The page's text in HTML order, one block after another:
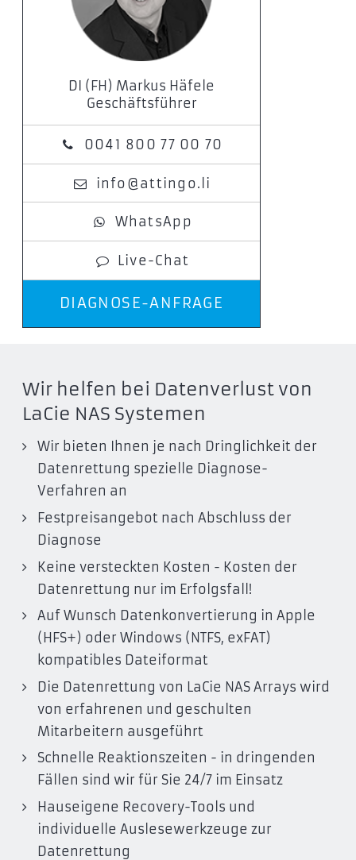
DI (FH) Markus Häfele
Geschäftsführer
0041 800 77 00 70
info@attingo.li
WhatsApp
Live-Chat
DIAGNOSE-ANFRAGE
Wir helfen bei Datenverlust von
LaCie NAS Systemen
Wir bieten Ihnen je nach Dringlichkeit der
Datenrettung spezielle Diagnose-
Verfahren an
Festpreisangebot nach Abschluss der
Diagnose
Keine versteckten Kosten - Kosten der
Datenrettung nur im Erfolgsfall!
Auf Wunsch Datenkonvertierung in Apple
(HFS+) oder Windows (NTFS, exFAT)
kompatibles Dateiformat
Die Datenrettung von LaCie NAS Arrays wird
von erfahrenen und geschulten
Mitarbeitern ausgeführt
Schnelle Reaktionszeiten - in dringenden
Fällen sind wir für Sie 24/7 im Einsatz
Hauseigene Recovery-Tools und
individuelle Auslesewerkzeuge zur
Datenrettung